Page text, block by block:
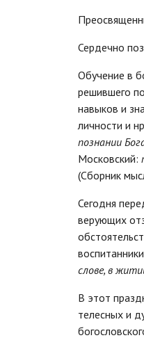
Сердечно
Обучение в
решившего
навыков и
личности и
познании
Московский:
(Сборник
Сегодня
верующих
слове, в
В этот
телесных и